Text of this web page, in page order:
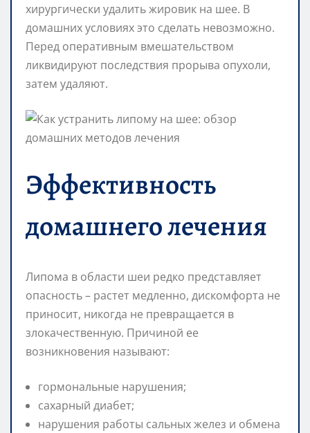
хирургически удалить жировик на шее. В
домашних условиях это сделать невозможно.
Перед оперативным вмешательством
ликвидируют последствия прорыва опухоли,
затем удаляют.
Эффективность
домашнего лечения
Липома в области шеи редко представляет
опасность – растет медленно, дискомфорта не
приносит, никогда не превращается в
злокачественную. Причиной ее
возникновения называют:
гормональные нарушения;
сахарный диабет;
нарушения работы сальных желез и обмена